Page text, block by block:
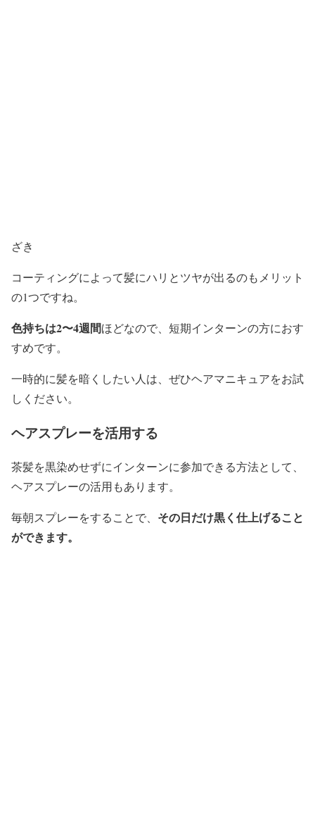
ざき
コーティングによって髪にハリとツヤが出るのもメリット
の1つですね。
色持ちは2〜4週間ほどなので、短期インターンの方におす
すめです。
一時的に髪を暗くしたい人は、ぜひヘアマニキュアをお試
しください。
ヘアスプレーを活用する
茶髪を黒染めせずにインターンに参加できる方法として、
ヘアスプレーの活用もあります。
毎朝スプレーをすることで、 その日だけ黒く仕上げること
ができます。